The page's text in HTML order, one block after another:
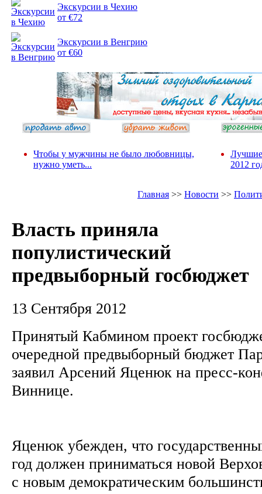
Экскурсии в Чехию
от €72
Экскурсии в Венгрию
от €60
Чтобы у мужчины не было любовницы,
нужно уметь...
Лучшие
2012
Главная >> Новости >>
Власть приняла
популистический
предвыборный госбюджет
13 Сентября 2012
Принятый Кабмином проект
очередной предвыборный бюджет
заявил Арсений Яценюк на пресс-
Виннице.
Яценюк убежден, что
год должен приниматься новой
с новым демократическим